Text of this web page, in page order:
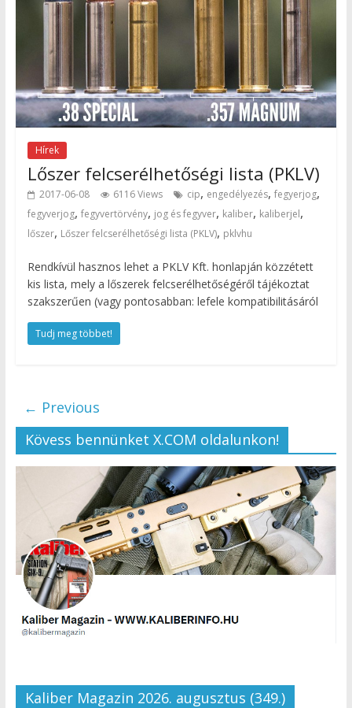
Hírek
Lőszer felcserélhetőségi lista (PKLV)
2017-06-08 6116 Views cip, engedélyezés, fegyerjog,
fegyverjog, fegyvertörvény, jog és fegyver, kaliber, kaliberjel,
lőszer, Lőszer felcserélhetőségi lista (PKLV), pklvhu
Rendkívül hasznos lehet a PKLV Kft. honlapján közzétett
kis lista, mely a lőszerek felcserélhetőségéről tájékoztat
szakszerűen (vagy pontosabban: lefele kompatibilitásáról
Tudj meg többet!
← Previous
Kövess bennünket X.COM oldalunkon!
Kaliber Magazin 2026. augusztus (349.)